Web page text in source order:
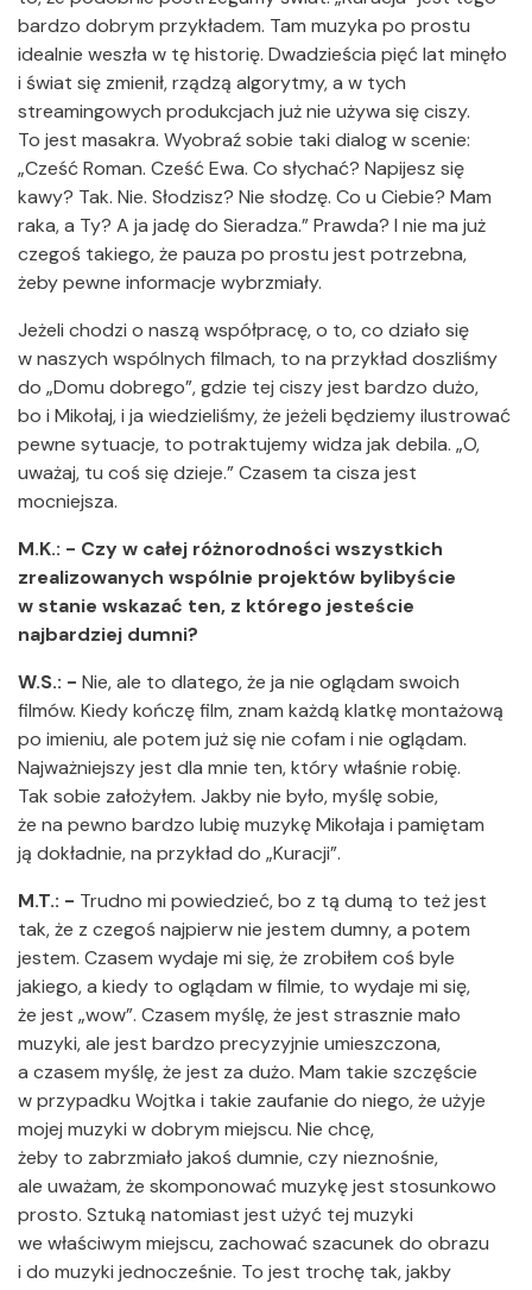
bardzo dobrym przykładem. Tam muzyka po prostu
idealnie weszła w tę historię. Dwadzieścia pięć lat minęło
i świat się zmienił, rządzą algorytmy, a w tych
streamingowych produkcjach już nie używa się ciszy.
To jest masakra. Wyobraź sobie taki dialog w scenie:
„Cześć Roman. Cześć Ewa. Co słychać? Napijesz się
kawy? Tak. Nie. Słodzisz? Nie słodzę. Co u Ciebie? Mam
raka, a Ty? A ja jadę do Sieradza.” Prawda? I nie ma już
czegoś takiego, że pauza po prostu jest potrzebna,
żeby pewne informacje wybrzmiały.
Jeżeli chodzi o naszą współpracę, o to, co działo się
w naszych wspólnych filmach, to na przykład doszliśmy
do „Domu dobrego”, gdzie tej ciszy jest bardzo dużo,
bo i Mikołaj, i ja wiedzieliśmy, że jeżeli będziemy ilustrować
pewne sytuacje, to potraktujemy widza jak debila. „O,
uważaj, tu coś się dzieje.” Czasem ta cisza jest
mocniejsza.
M.K.: - Czy w całej różnorodności wszystkich
zrealizowanych wspólnie projektów bylibyście
w stanie wskazać ten, z którego jesteście
najbardziej dumni?
W.S.: - Nie, ale to dlatego, że ja nie oglądam swoich
filmów. Kiedy kończę film, znam każdą klatkę montażową
po imieniu, ale potem już się nie cofam i nie oglądam.
Najważniejszy jest dla mnie ten, który właśnie robię.
Tak sobie założyłem. Jakby nie było, myślę sobie,
że na pewno bardzo lubię muzykę Mikołaja i pamiętam
ją dokładnie, na przykład do „Kuracji”.
M.T.: - Trudno mi powiedzieć, bo z tą dumą to też jest
tak, że z czegoś najpierw nie jestem dumny, a potem
jestem. Czasem wydaje mi się, że zrobiłem coś byle
jakiego, a kiedy to oglądam w filmie, to wydaje mi się,
że jest „wow”. Czasem myślę, że jest strasznie mało
muzyki, ale jest bardzo precyzyjnie umieszczona,
a czasem myślę, że jest za dużo. Mam takie szczęście
w przypadku Wojtka i takie zaufanie do niego, że użyje
mojej muzyki w dobrym miejscu. Nie chcę,
żeby to zabrzmiało jakoś dumnie, czy nieznośnie,
ale uważam, że skomponować muzykę jest stosunkowo
prosto. Sztuką natomiast jest użyć tej muzyki
we właściwym miejscu, zachować szacunek do obrazu
i do muzyki jednocześnie. To jest trochę tak, jakby